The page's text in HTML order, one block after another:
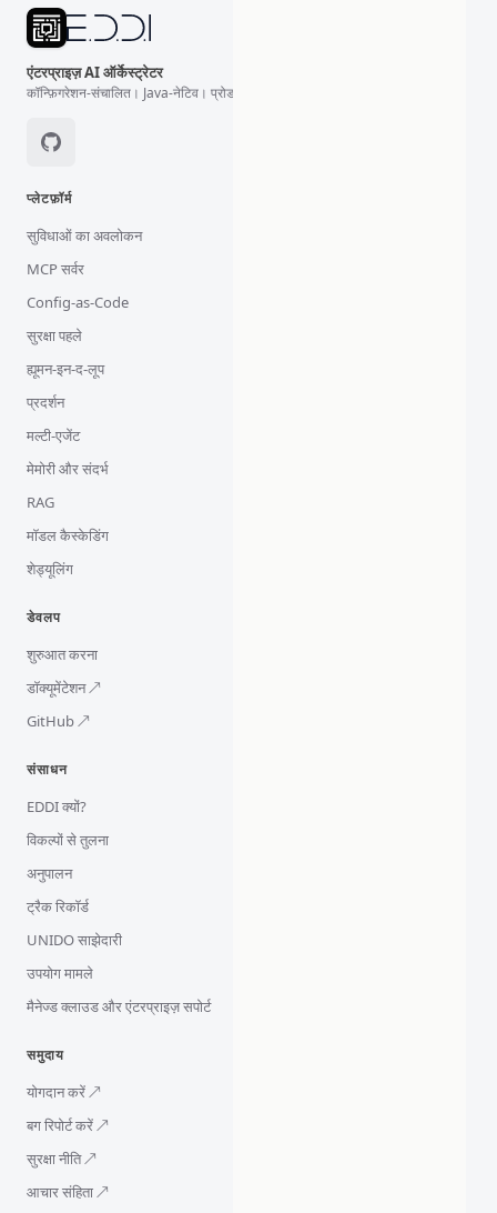
एंटरप्राइज़ AI ऑर्केस्ट्रेटर
कॉन्फ़िगरेशन-संचालित। Java-नेटिव। प्रोडक्शन-तैयार।
प्लेटफ़ॉर्म
सुविधाओं का अवलोकन
MCP सर्वर
Config-as-Code
सुरक्षा पहले
ह्यूमन-इन-द-लूप
प्रदर्शन
मल्टी-एजेंट
मेमोरी और संदर्भ
RAG
मॉडल कैस्केडिंग
शेड्यूलिंग
डेवलप
शुरुआत करना
डॉक्यूमेंटेशन ↗
GitHub ↗
संसाधन
EDDI क्यों?
विकल्पों से तुलना
अनुपालन
ट्रैक रिकॉर्ड
UNIDO साझेदारी
उपयोग मामले
मैनेज्ड क्लाउड और एंटरप्राइज़ सपोर्ट
समुदाय
योगदान करें ↗
बग रिपोर्ट करें ↗
सुरक्षा नीति ↗
आचार संहिता ↗